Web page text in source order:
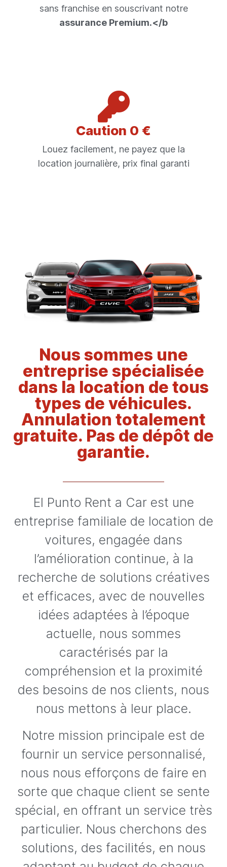
sans franchise en souscrivant notre
assurance Premium.</b
Caution 0 €
Louez facilement, ne payez que la
location journalière, prix final garanti
Nous sommes une
entreprise spécialisée
dans la location de tous
types de véhicules.
Annulation totalement
gratuite. Pas de dépôt de
garantie.
El Punto Rent a Car est une
entreprise familiale de location de
voitures, engagée dans
l’amélioration continue, à la
recherche de solutions créatives
et efficaces, avec de nouvelles
idées adaptées à l’époque
actuelle, nous sommes
caractérisés par la
compréhension et la proximité
des besoins de nos clients, nous
nous mettons à leur place.
Notre mission principale est de
fournir un service personnalisé,
nous nous efforçons de faire en
sorte que chaque client se sente
spécial, en offrant un service très
particulier. Nous cherchons des
solutions, des facilités, en nous